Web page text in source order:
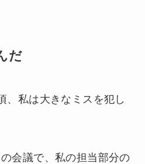
だ
、私は大きなミスを犯し
会議で、私の担当部分の